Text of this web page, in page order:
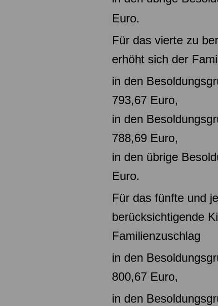
Euro.
Für das vierte zu
erhöht sich der
in den
793,67 Euro,
in den
788,69 Euro,
in den übrige
Euro.
Für das fünfte und
berücksichtigende
Familienzuschlag
in den
800,67 Euro,
in den